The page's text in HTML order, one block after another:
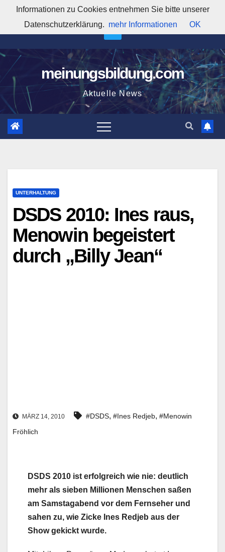
springen
12:49:31 PM
meinungsbildung.com
Aktuelle News
UNTERHALTUNG
DSDS 2010: Ines raus,
Menowin begeistert
durch „Billy Jean“
MÄRZ 14, 2010 #DSDS, #Ines Redjeb, #Menowin
Fröhlich
DSDS 2010 ist erfolgreich wie nie: deutlich
mehr als sieben Millionen Menschen saßen
am Samstagabend vor dem Fernseher und
sahen zu, wie Zicke Ines Redjeb aus der
Show gekickt wurde.
Informationen zu Cookies entnehmen Sie bitte unserer
Datenschutzerklärung. mehr Informationen OK